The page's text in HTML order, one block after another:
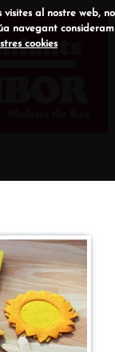
al nostre web, no
navegant consideram
cookies
Activitats